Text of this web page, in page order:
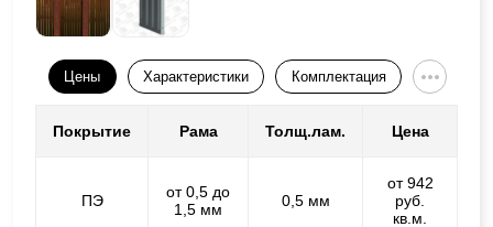
Цены Характеристики Комплектация
Покрытие Рама Толщ.лам. Цена
ПЭ
от 0,5 до
1,5 мм
0,5 мм
от 942
руб.
кв.м.